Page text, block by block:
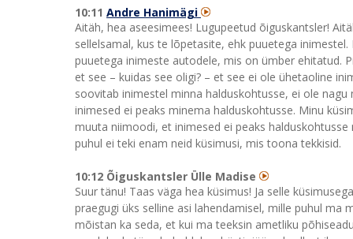
10:11 Andre Hanimägi
Aitäh, hea aseesimees! Lugupeetud õiguskantsler!
sellelsamal, kus te lõpetasite, ehk puuetega
puuetega inimeste autodele, mis on ümber ehitatud.
et see – kuidas see oligi? – et see ei ole ühetaoline
soovitab inimestel minna halduskohtusse, ei ole
inimesed ei peaks minema halduskohtusse. Minu
muuta niimoodi, et inimesed ei peaks
puhul ei teki enam neid küsimusi, mis toona tekkisid.
10:12 Õiguskantsler Ülle Madise
Suur tänu! Taas väga hea küsimus! Ja selle
praegugi üks selline asi lahendamisel, mille puhul
mõistan ka seda, et kui ma teeksin ametliku